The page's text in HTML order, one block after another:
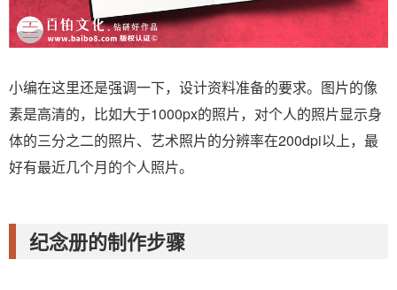
小编在这里还是强调一下，设计资料准备的要求。图片的像
素是高清的，比如大于1000px的照片，对个人的照片显示身
体的三分之二的照片、艺术照片的分辨率在200dpi以上，最
好有最近几个月的个人照片。
纪念册的制作步骤